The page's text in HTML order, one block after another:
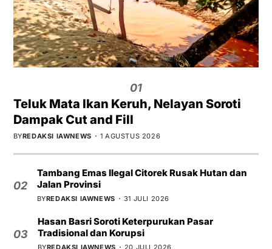
01
Teluk Mata Ikan Keruh, Nelayan Soroti
Dampak Cut and Fill
BYREDAKSI IAWNEWS 1 AGUSTUS 2026
02
Tambang Emas Ilegal Citorek Rusak Hutan dan
Jalan Provinsi
BYREDAKSI IAWNEWS 31 JULI 2026
03
Hasan Basri Soroti Keterpurukan Pasar
Tradisional dan Korupsi
BYREDAKSI IAWNEWS 20 JULI 2026